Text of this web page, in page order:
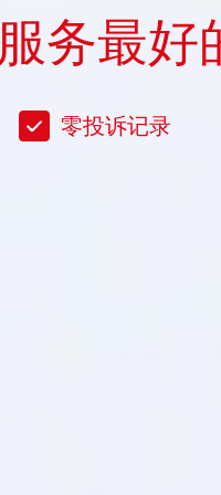
务最好
零投诉记录